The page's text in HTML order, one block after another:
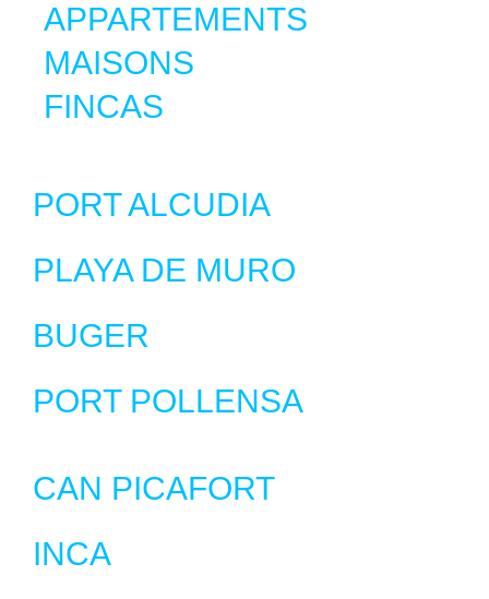
APPARTEMENTS
MAISONS
FINCAS
PORT ALCUDIA
PLAYA DE MURO
BUGER
PORT POLLENSA
CAN PICAFORT
INCA